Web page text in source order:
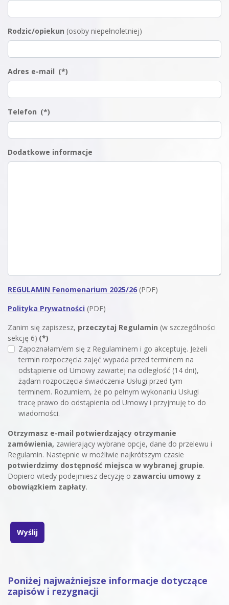
Rodzic/opiekun (osoby niepełnoletniej)
Adres e-mail (*)
Telefon (*)
Dodatkowe informacje
REGULAMIN Fenomenarium 2025/26 (PDF)
Polityka Prywatności (PDF)
Zanim się zapiszesz, przeczytaj Regulamin (w szczególności
sekcję 6) (*)
Zapoznałam/em się z Regulaminem i go akceptuję. Jeżeli
termin rozpoczęcia zajęć wypada przed terminem na
odstąpienie od Umowy zawartej na odległość (14 dni),
żądam rozpoczęcia świadczenia Usługi przed tym
terminem. Rozumiem, że po pełnym wykonaniu Usługi
tracę prawo do odstąpienia od Umowy i przyjmuję to do
wiadomości.
Otrzymasz e-mail potwierdzający otrzymanie
zamówienia, zawierający wybrane opcje, dane do przelewu i
Regulamin. Następnie w możliwie najkrótszym czasie
potwierdzimy dostępność miejsca w wybranej grupie.
Dopiero wtedy podejmiesz decyzję o zawarciu umowy z
obowiązkiem zapłaty.
Wyślij
Poniżej najważniejsze informacje dotyczące
zapisów i rezygnacji